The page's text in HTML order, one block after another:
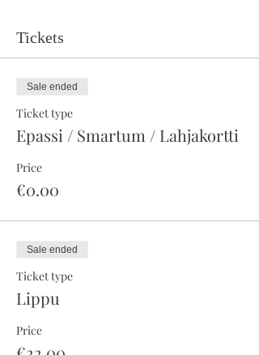
Tickets
Sale ended
Ticket type
Epassi / Smartum / Lahjakortti
Price
€0.00
Sale ended
Ticket type
Lippu
Price